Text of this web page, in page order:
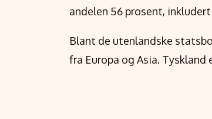
andelen 56 prosent,
Blant de utenlandske
fra Europa og Asia.